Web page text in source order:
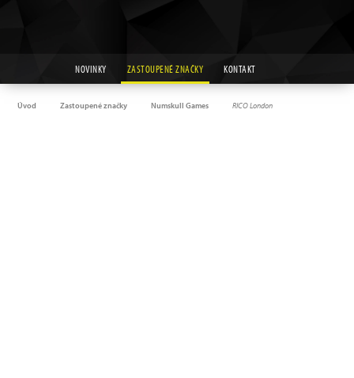
NOVINKY ZASTOUPENÉ ZNAČKY KONTAKT
Úvod Zastoupené značky Numskull Games RICO London